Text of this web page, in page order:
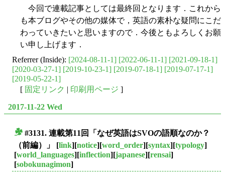
今回で連載記事としては最終回となります．これから
も本ブログやその他の媒体で，英語の素朴な疑問にこだ
わっていきたいと思いますので．今後ともよろしくお願
い申し上げます．
Referrer (Inside): [2024-08-11-1] [2022-06-11-1] [2021-09-18-1]
[2020-03-27-1] [2019-10-23-1] [2019-07-18-1] [2019-07-17-1]
[2019-05-22-1]
[ 固定リンク | 印刷用ページ ]
2017-11-22 Wed
#3131. 連載第11回「なぜ英語はSVOの語順なのか？
（前編）」
[link][notice][word_order][syntax][typology]
[world_languages][inflection][japanese][rensai]
[sobokunagimon]